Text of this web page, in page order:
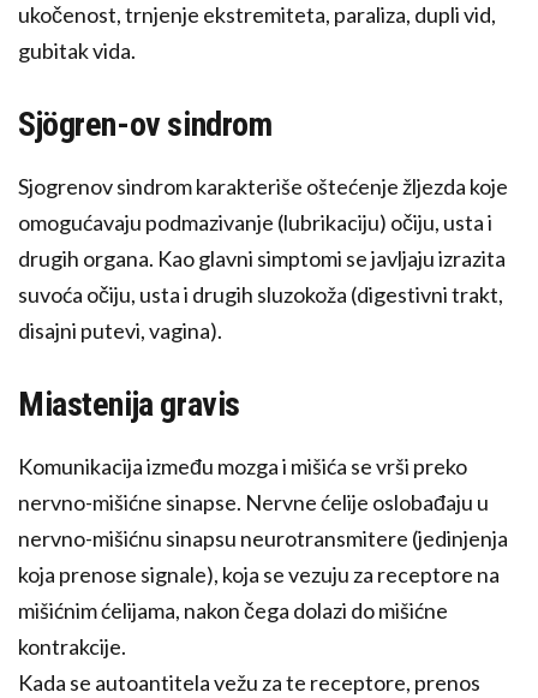
ukočenost, trnjenje ekstremiteta, paraliza, dupli vid,
gubitak vida.
Sjögren-ov sindrom
Sjogrenov sindrom karakteriše oštećenje žljezda koje
omogućavaju podmazivanje (lubrikaciju) očiju, usta i
drugih organa. Kao glavni simptomi se javljaju izrazita
suvoća očiju, usta i drugih sluzokoža (digestivni trakt,
disajni putevi, vagina).
Miastenija gravis
Komunikacija između mozga i mišića se vrši preko
nervno-mišićne sinapse. Nervne ćelije oslobađaju u
nervno-mišićnu sinapsu neurotransmitere (jedinjenja
koja prenose signale), koja se vezuju za receptore na
mišićnim ćelijama, nakon čega dolazi do mišićne
kontrakcije.
Kada se autoantitela vežu za te receptore, prenos